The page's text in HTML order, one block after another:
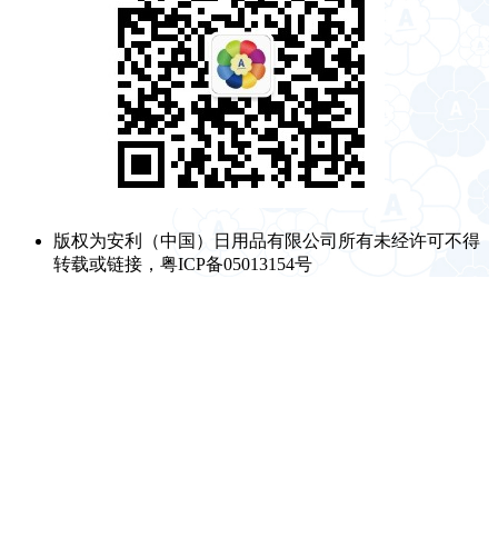
版权为安利（中国）日用品有限公司所有未经许可不得
转载或链接，粤ICP备05013154号